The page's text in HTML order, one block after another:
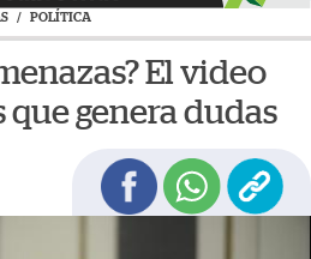
/ POLÍTICA
El video
que genera dudas